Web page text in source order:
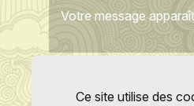
Votre message
Ce site utilise des